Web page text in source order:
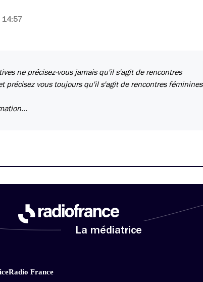
ne précisez-vous jamais qu'il s'agit de rencontres
précisez vous toujours qu'il s'agit de rencontres féminines
La médiatrice
Radio France